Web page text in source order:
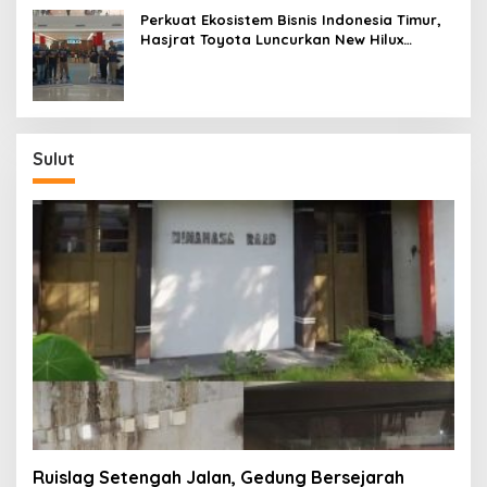
Perkuat Ekosistem Bisnis Indonesia Timur,
Hasjrat Toyota Luncurkan New Hilux
Sulut
Ruislag Setengah Jalan, Gedung Bersejarah